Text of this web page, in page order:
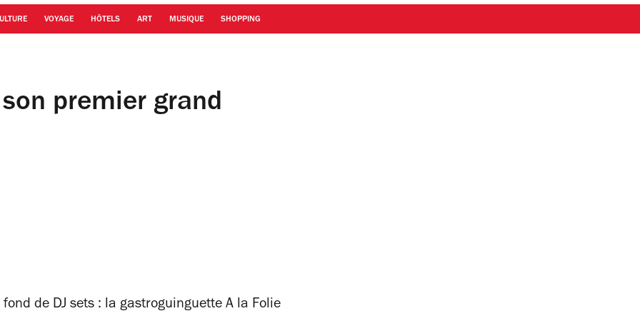
VOYAGE HÔTELS ART MUSIQUE SHOPPING
premier grand
de DJ sets : la gastroguinguette A la Folie